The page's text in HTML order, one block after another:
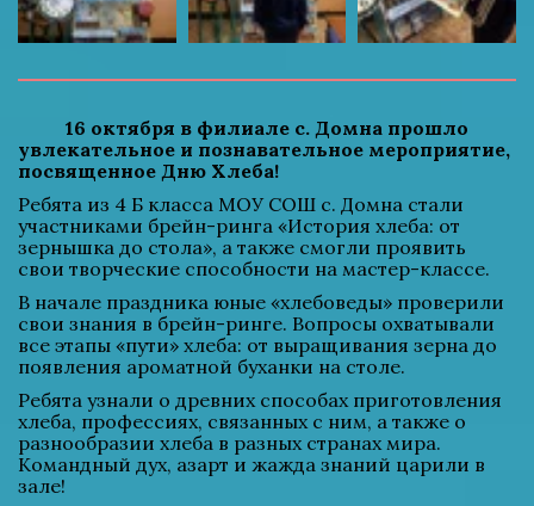
увлекательное и познавательное мероприятие,
посвященное Дню Хлеба!
Ребята из 4 Б класса МОУ СОШ с. Домна стали
участниками брейн-ринга «История хлеба: от
зернышка до стола», а также смогли проявить
свои творческие способности на мастер-классе.
В начале праздника юные «хлебоведы» проверили
свои знания в брейн-ринге. Вопросы охватывали
все этапы «пути» хлеба: от выращивания зерна до
появления ароматной буханки на столе.
Ребята узнали о древних способах приготовления
хлеба, профессиях, связанных с ним, а также о
разнообразии хлеба в разных странах мира.
Командный дух, азарт и жажда знаний царили в
зале!